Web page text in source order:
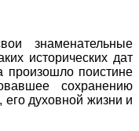
знаменательные
исторических дат
произошло поистине
сохранению
его духовной жизни и